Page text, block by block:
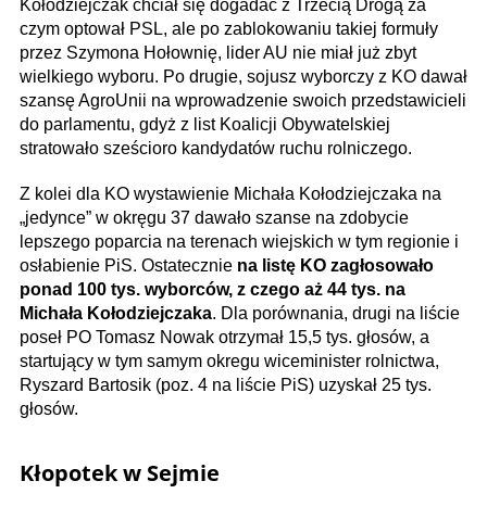
Kołodziejczak chciał się dogadać z Trzecią Drogą za
czym optował PSL, ale po zablokowaniu takiej formuły
przez Szymona Hołownię, lider AU nie miał już zbyt
wielkiego wyboru. Po drugie, sojusz wyborczy z KO dawał
szansę AgroUnii na wprowadzenie swoich przedstawicieli
do parlamentu, gdyż z list Koalicji Obywatelskiej
stratowało sześcioro kandydatów ruchu rolniczego.
Z kolei dla KO wystawienie Michała Kołodziejczaka na
„jedynce” w okręgu 37 dawało szanse na zdobycie
lepszego poparcia na terenach wiejskich w tym regionie i
osłabienie PiS. Ostatecznie na listę KO zagłosowało
ponad 100 tys. wyborców, z czego aż 44 tys. na
Michała Kołodziejczaka. Dla porównania, drugi na liście
poseł PO Tomasz Nowak otrzymał 15,5 tys. głosów, a
startujący w tym samym okregu wiceminister rolnictwa,
Ryszard Bartosik (poz. 4 na liście PiS) uzyskał 25 tys.
głosów.
Kłopotek w Sejmie